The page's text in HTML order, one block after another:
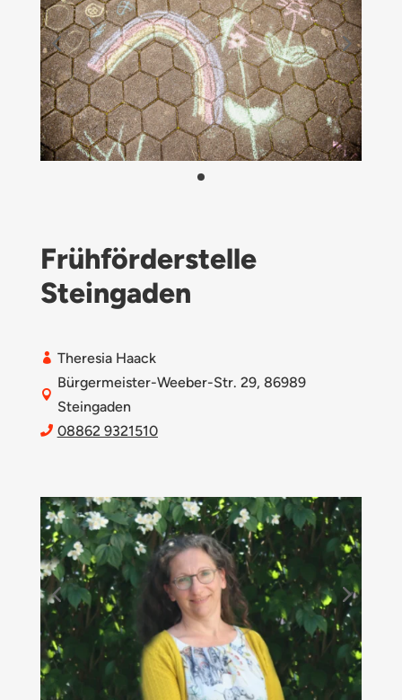
Frühförderstelle
Steingaden
 Theresia Haack

Bürgermeister-Weeber-Str. 29, 86989
Steingaden
 08862 9321510